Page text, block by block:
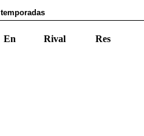
En Rival Res